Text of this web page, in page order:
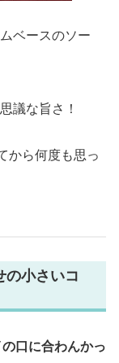
ベースのソー
議な旨さ！
から何度も思っ
小さいコ
口に合わんかっ